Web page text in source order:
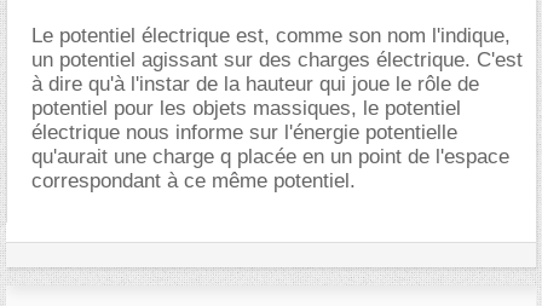
Le potentiel électrique est, comme son nom l'indique,
un potentiel agissant sur des charges électrique. C'est
à dire qu'à l'instar de la hauteur qui joue le rôle de
potentiel pour les objets massiques, le potentiel
électrique nous informe sur l'énergie potentielle
qu'aurait une charge q placée en un point de l'espace
correspondant à ce même potentiel.